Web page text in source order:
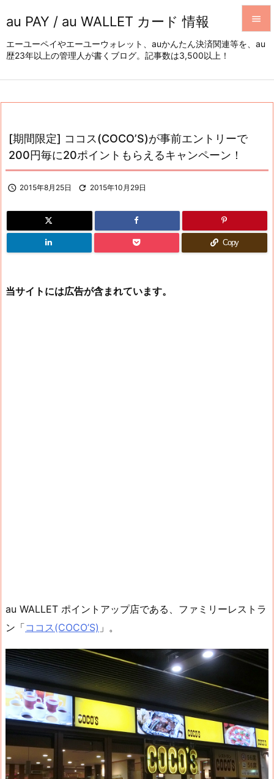
au PAY / au WALLET カード 情報
エーユーペイやエーユーウォレット、auかんたん決済関連等を、au
歴23年以上の管理人が書くブログ。記事数は3,500以上！




[期間限定] ココス(COCO’S)が事前エントリーで
200円毎に20ポイントもらえるキャンペーン！
 2015年8月25日  2015年10月29日
Copy
当サイトには広告が含まれています。
au WALLET ポイントアップ店である、ファミリーレストラ
ン「ココス(COCO’S) 」。